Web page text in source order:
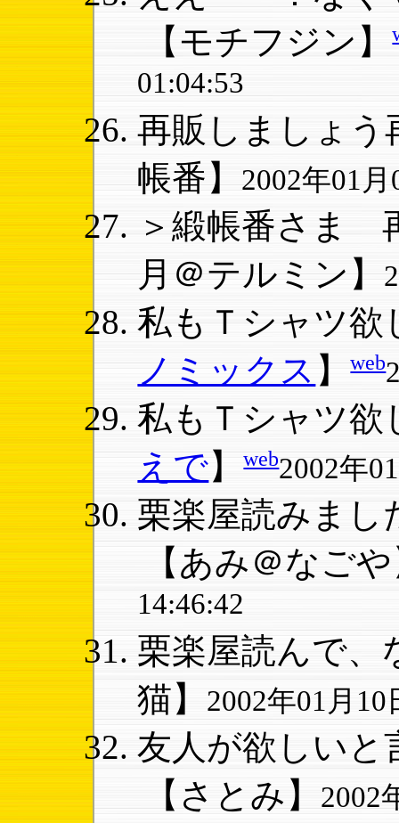
【モチフジン】
01:04:53
再販しましょう
帳番】
2002年01
＞緞帳番さま
月＠テルミン】
私もＴシャツ欲
ノミックス 】web
私もＴシャツ欲
えで】web2002年
栗楽屋読みまし
【あみ＠なご
14:46:42
栗楽屋読んで、
猫】
2002年01月10
友人が欲しいと
【さとみ】
2002